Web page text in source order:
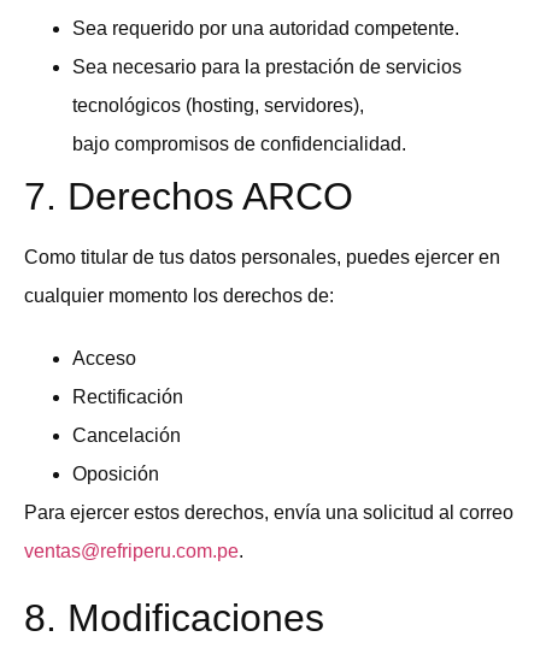
Sea requerido por una autoridad competente.
Sea necesario para la prestación de servicios
tecnológicos (hosting, servidores),
bajo compromisos de confidencialidad.
7. Derechos ARCO
Como titular de tus datos personales, puedes ejercer en
cualquier momento los derechos de:
Acceso
Rectificación
Cancelación
Oposición
Para ejercer estos derechos, envía una solicitud al correo
ventas@refriperu.com.pe.
8. Modificaciones